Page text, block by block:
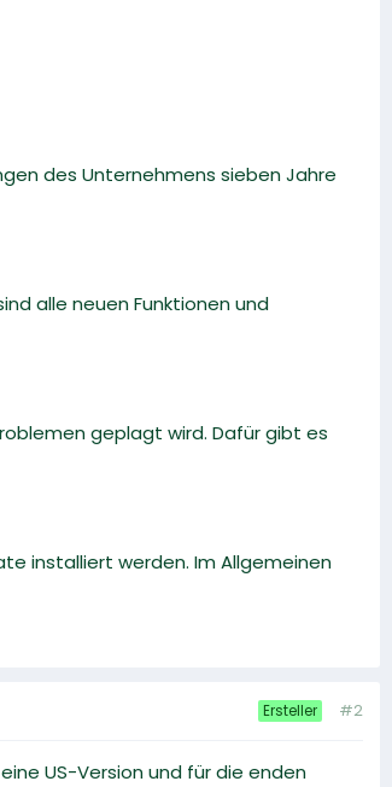
des Unternehmens sieben Jahre
alle neuen Funktionen und
geplagt wird. Dafür gibt es
installiert werden. Im Allgemeinen
Ersteller #2
US-Version und für die enden